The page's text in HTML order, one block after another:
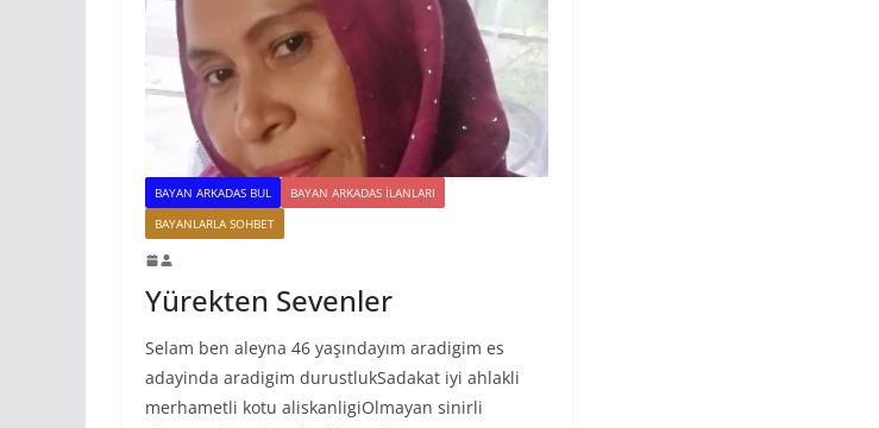
BAYAN ARKADAS BUL
BAYAN ARKADAS ILANLARI
BAYANLARLA SOHBET
Yürekten Sevenler
Selam ben aleyna 46 yaşındayım aradigim es
adayinda aradigim durustlukSadakat iyi ahlakli
merhametli kotu aliskanligiOlmayan sinirli